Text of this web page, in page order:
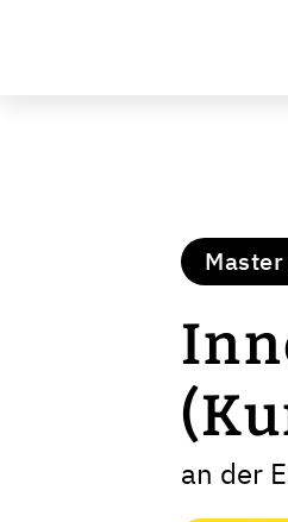
an der